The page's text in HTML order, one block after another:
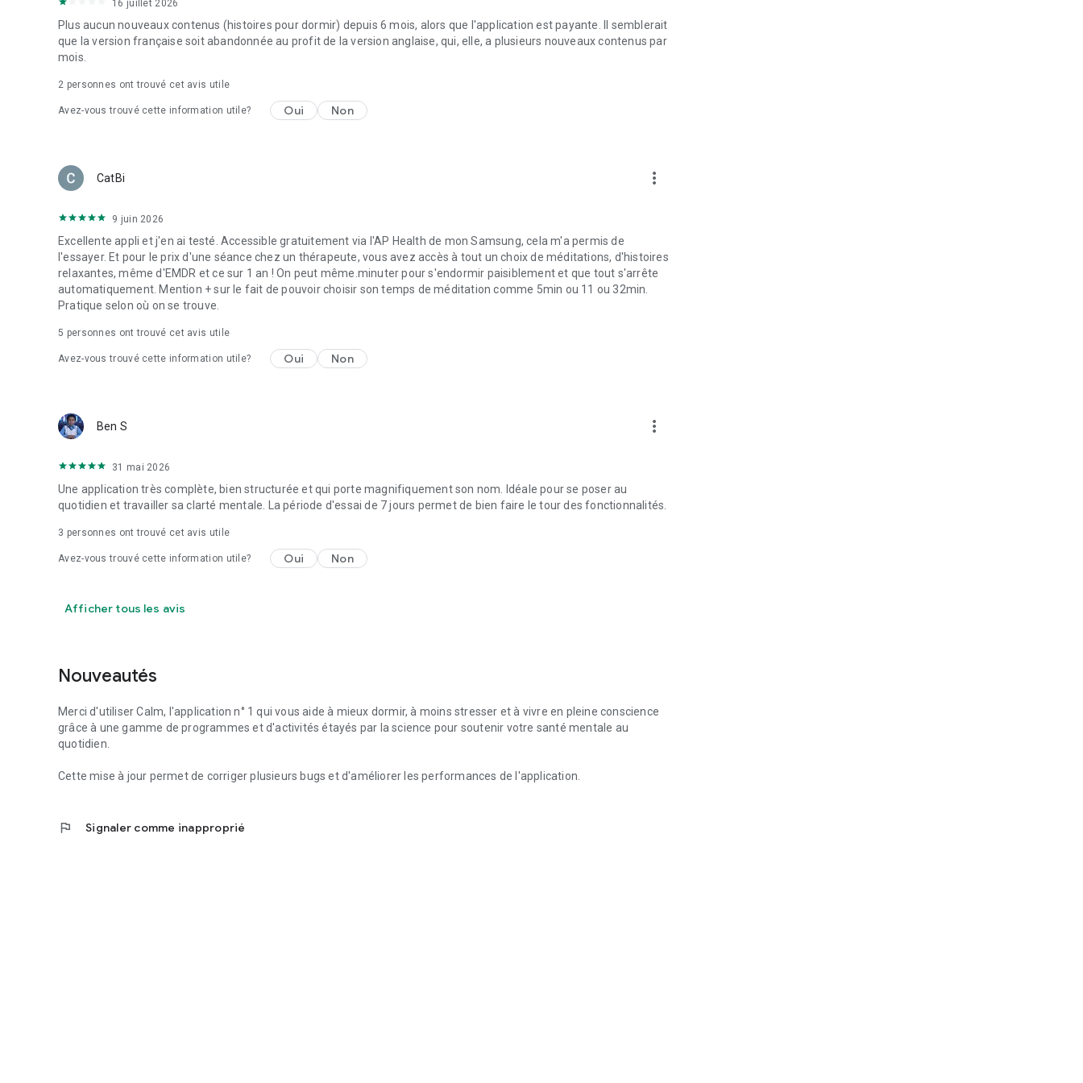
nouveaux chaque jour et des partenariats toujours plus nombreux avec de grandes entreprises, nous avons un effet
positif sur de plus en plus de personnes. Et si le cœur de Calm est numérique, nous nous développons aussi hors ligne
avec des produits comme notre brume de sommeil et notre collection de puzzles ou encore notre coussin de
Calm est recommandé par les meilleurs psychologues, experts en santé mentale et par la presse :
* « Dans notre monde frénétique et numérique, il faut parfois prendre du recul et apprécier les petites choses de la
vie. » Mashable
* « Éliminer les distractions (…) a fini par m’aider à me détendre et à réaliser que tout ce qui me stressait n’était pas si
important. » Tech Republic
* « Je me suis senti comme ressourcé après ma séance » TechCrunch
16 juillet 2026
Plus aucun nouveaux contenus (histoires pour dormir) depuis 6 mois, alors que l'application est payante. Il semblerait
que la version française soit abandonnée au profit de la version anglaise, qui, elle, a plusieurs nouveaux contenus par
mois.
2 personnes ont trouvé cet avis utile
Avez-vous trouvé cette information utile? Oui Non
CatBi more_vert
9 juin 2026
Excellente appli et j'en ai testé. Accessible gratuitement via l'AP Health de mon Samsung, cela m'a permis de
l'essayer. Et pour le prix d'une séance chez un thérapeute, vous avez accès à tout un choix de méditations, d'histoires
relaxantes, même d'EMDR et ce sur 1 an ! On peut même.minuter pour s'endormir paisiblement et que tout s'arrête
automatiquement. Mention + sur le fait de pouvoir choisir son temps de méditation comme 5min ou 11 ou 32min.
Pratique selon où on se trouve.
5 personnes ont trouvé cet avis utile
Avez-vous trouvé cette information utile? Oui Non
Ben S more_vert
31 mai 2026
Une application très complète, bien structurée et qui porte magnifiquement son nom. Idéale pour se poser au
quotidien et travailler sa clarté mentale. La période d'essai de 7 jours permet de bien faire le tour des fonctionnalités.
3 personnes ont trouvé cet avis utile
Avez-vous trouvé cette information utile? Oui Non
Afficher tous les avis
Nouveautés
Merci d'utiliser Calm, l'application n° 1 qui vous aide à mieux dormir, à moins stresser et à vivre en pleine conscience
grâce à une gamme de programmes et d'activités étayés par la science pour soutenir votre santé mentale au
quotidien.
Cette mise à jour permet de corriger plusieurs bugs et d'améliorer les performances de l'application.
flag Signaler comme inapproprié